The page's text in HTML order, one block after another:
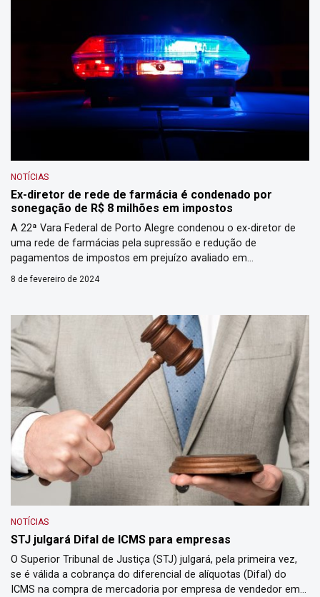
NOTÍCIAS
Ex-diretor de rede de farmácia é condenado por
sonegação de R$ 8 milhões em impostos
A 22ª Vara Federal de Porto Alegre condenou o ex-diretor de
uma rede de farmácias pela supressão e redução de
pagamentos de impostos em prejuízo avaliado em
aproximadamente R$ 8 milhões. A sentença foi publicada em
8 de fevereiro de 2024
NOTÍCIAS
STJ julgará Difal de ICMS para empresas
O Superior Tribunal de Justiça (STJ) julgará, pela primeira vez,
se é válida a cobrança do diferencial de alíquotas (Difal) do
ICMS na compra de mercadoria por empresa de vendedor em